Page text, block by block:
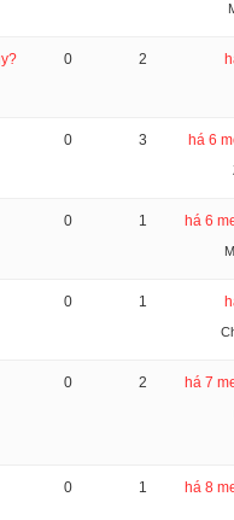
0 2
0 3 há 6
0 1 há 6
0 1
0 2 há 7
0 1 há 8